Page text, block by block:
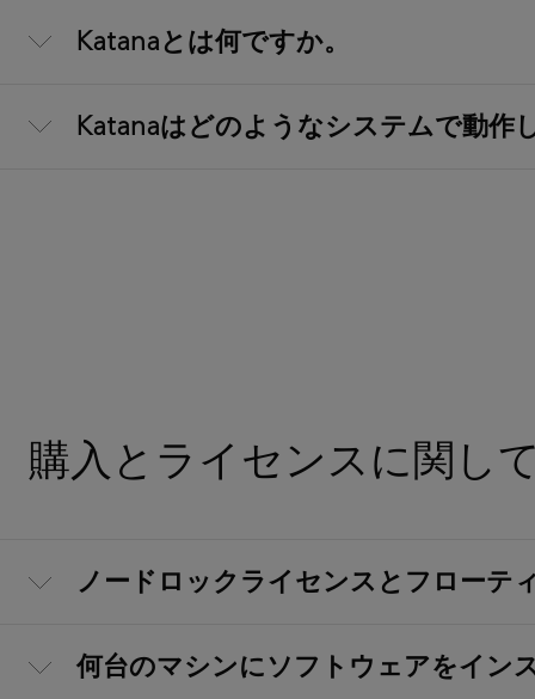
Katanaとは何ですか。
Katanaはどのようなシステムで動作
購入とライセンスに関して
ノードロックライセンスとフローテ
何台のマシンにソフトウェアをイン